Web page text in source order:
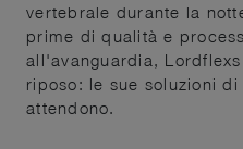
vertebrale durante la
prime di qualità e
all'avanguardia,
riposo: le sue soluzioni
attendono.